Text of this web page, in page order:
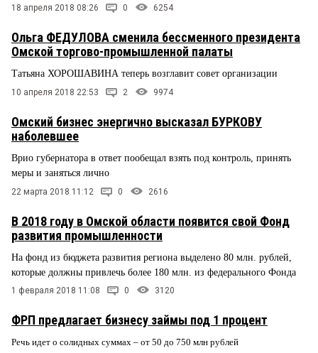
18 апреля 2018 08:26 0 6254
Ольга ФЕДУЛОВА сменила бессменного президента
Омской торгово-промышленной палаты
Татьяна ХОРОШАВИНА теперь возглавит совет организации
10 апреля 2018 22:53 2 9974
Омский бизнес энергично высказал БУРКОВУ
наболевшее
Врио губернатора в ответ пообещал взять под контроль, принять
меры и заняться лично
22 марта 2018 11:12 0 2616
В 2018 году в Омской области появится свой Фонд
развития промышленности
На фонд из бюджета развития региона выделено 80 млн. рублей,
которые должны привлечь более 180 млн. из федерального Фонда
1 февраля 2018 11:08 0 3120
ФРП предлагает бизнесу займы под 1 процент
Речь идет о солидных суммах – от 50 до 750 млн рублей